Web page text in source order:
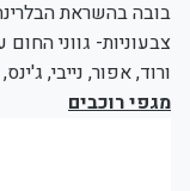
בובה בהשראת
צבעוניות- גווני
ורוד, אפור, נייבי,
מגפי רוכבים